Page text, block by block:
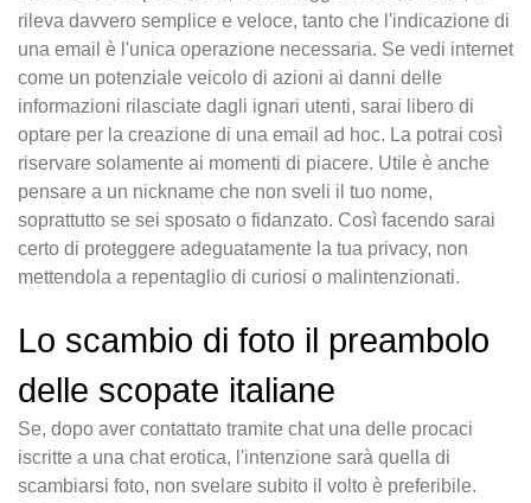
rileva davvero semplice e veloce, tanto che l'indicazione di
una email è l'unica operazione necessaria. Se vedi internet
come un potenziale veicolo di azioni ai danni delle
informazioni rilasciate dagli ignari utenti, sarai libero di
optare per la creazione di una email ad hoc. La potrai così
riservare solamente ai momenti di piacere. Utile è anche
pensare a un nickname che non sveli il tuo nome,
soprattutto se sei sposato o fidanzato. Così facendo sarai
certo di proteggere adeguatamente la tua privacy, non
mettendola a repentaglio di curiosi o malintenzionati.
Lo scambio di foto il preambolo
delle scopate italiane
Se, dopo aver contattato tramite chat una delle procaci
iscritte a una chat erotica, l'intenzione sarà quella di
scambiarsi foto, non svelare subito il volto è preferibile.